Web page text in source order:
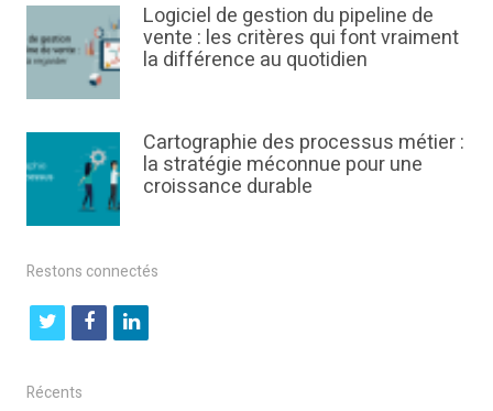
Logiciel de gestion du pipeline de
vente : les critères qui font vraiment
la différence au quotidien
Cartographie des processus métier :
la stratégie méconnue pour une
croissance durable
Restons connectés
t
i
f
l
Récents